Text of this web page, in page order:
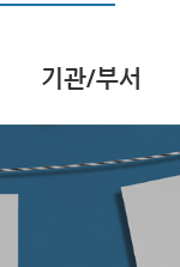
기관/부서